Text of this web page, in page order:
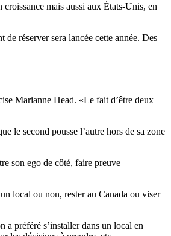
mais aussi aux États-Unis, en
réserver sera lancée cette année. Des
Marianne Head. «Le fait d’être deux
le second pousse l’autre hors de sa zone
son ego de côté, faire preuve
local ou non, rester au Canada ou viser
préféré s’installer dans un local en